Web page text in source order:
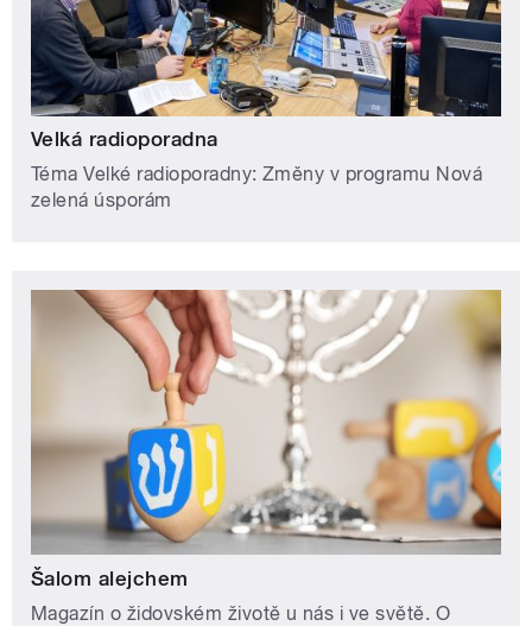
Velká radioporadna
Téma Velké radioporadny: Změny v programu Nová
zelená úsporám
Šalom alejchem
Magazín o židovském životě u nás i ve světě. O